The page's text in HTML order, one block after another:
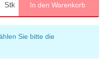
Stk In den Warenkorb
Sie bitte die